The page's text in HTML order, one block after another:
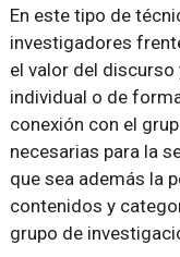
En este tipo de
investigadores
el valor del
individual o de
conexión con el
necesarias para la
que sea además la
contenidos y
grupo de